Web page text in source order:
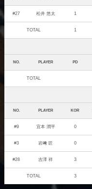
#27 松井 悠太 1
TOTAL 1
NO. PLAYER PD
TOTAL
NO. PLAYER KOR
#9 宜本 潤平 0
#3 岩﨑 匠 0
#28 吉澤 祥 3
TOTAL 3